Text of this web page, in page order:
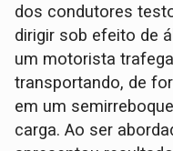
dos condutores
dirigir sob efeito de
um motorista
transportando, de
em um
carga. Ao ser